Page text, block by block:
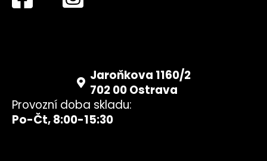
Jaroňkova 1160/2
702 00 Ostrava
Provozní doba skladu:
Po-Čt, 8:00-15:30